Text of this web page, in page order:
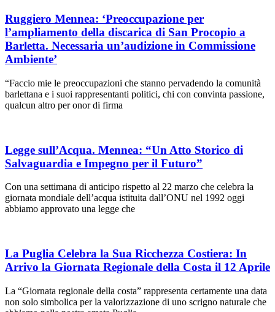
Ruggiero Mennea: ‘Preoccupazione per
l’ampliamento della discarica di San Procopio a
Barletta. Necessaria un’audizione in Commissione
Ambiente’
“Faccio mie le preoccupazioni che stanno pervadendo la comunità
barlettana e i suoi rappresentanti politici, chi con convinta passione,
qualcun altro per onor di firma
Legge sull’Acqua. Mennea: “Un Atto Storico di
Salvaguardia e Impegno per il Futuro”
Con una settimana di anticipo rispetto al 22 marzo che celebra la
giornata mondiale dell’acqua istituita dall’ONU nel 1992 oggi
abbiamo approvato una legge che
La Puglia Celebra la Sua Ricchezza Costiera: In
Arrivo la Giornata Regionale della Costa il 12 Aprile
La “Giornata regionale della costa” rappresenta certamente una data
non solo simbolica per la valorizzazione di uno scrigno naturale che